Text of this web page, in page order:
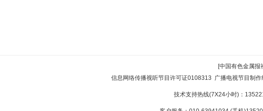
[中国有色金属报
信息网络传播视听节目许可证0108313 广播电视节目制
技术支持热线(7X24小时)：